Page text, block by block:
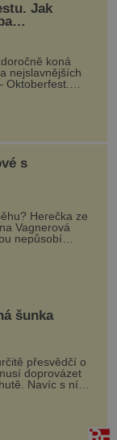
Jak
pivní
koná
nejslavnějších
Oktoberfest.
vychutnávají
s
Herečka ze
Vagnerová
nepůsobí
šunka
přesvědčí o
doprovázet
Navíc s ní
hladových
3 kg šunky
hl...